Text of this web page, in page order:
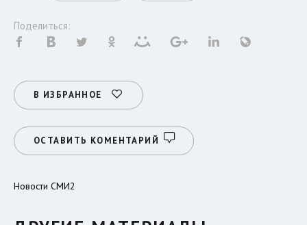
Поделиться:
В ИЗБРАННОЕ
ОСТАВИТЬ КОМЕНТАРИЙ
Новости СМИ2